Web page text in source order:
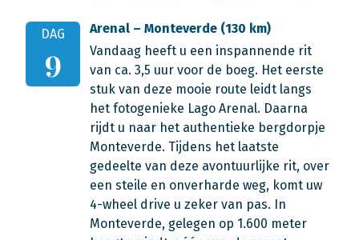
DAG
9
Arenal – Monteverde (130 km)
Vandaag heeft u een inspannende rit
van ca. 3,5 uur voor de boeg. Het eerste
stuk van deze mooie route leidt langs
het fotogenieke Lago Arenal. Daarna
rijdt u naar het authentieke bergdorpje
Monteverde. Tijdens het laatste
gedeelte van deze avontuurlijke rit, over
een steile en onverharde weg, komt uw
4-wheel drive u zeker van pas. In
Monteverde, gelegen op 1.600 meter